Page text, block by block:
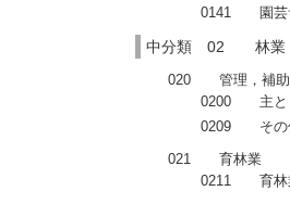
0141 園芸
中分類 02 林業
020 管理，補助
0200 主と
0209 その他
021 育林業
0211 育林